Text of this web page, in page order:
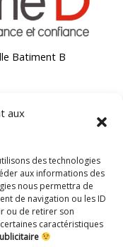
aux
des technologies
aux informations des
nous permettra de
de navigation ou les ID
ou de retirer son
caractéristiques
Batiment B
B 92200